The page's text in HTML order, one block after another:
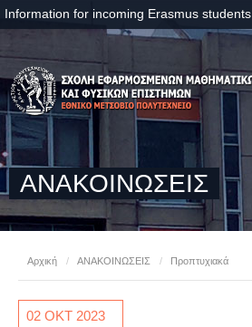
Information for incoming Erasmus students
ΑΝΑΚΟΙΝΩΣΕΙΣ
Αρχική / ΑΝΑΚΟΙΝΩΣΕΙΣ / Προπτυχιακά
02 ΟΚΤ 2023